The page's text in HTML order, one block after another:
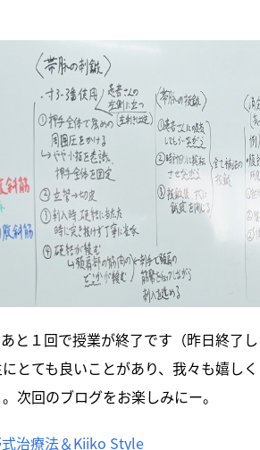
と１回で授業が終了です（昨日終了し
とても良いことがあり、我々も嬉しく
次回のブログをお楽しみにー。
治療法＆Kiiko Style